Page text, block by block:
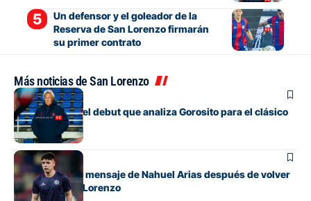
Un defensor y el goleador de la
Reserva de San Lorenzo firmarán
su primer contrato
Más noticias de San Lorenzo
Fútbol
Los cambios y el debut que analiza Gorosito para el clásico
con Huracán
Fútbol
El conmovedor mensaje de Nahuel Arias después de volver
a jugar en San Lorenzo